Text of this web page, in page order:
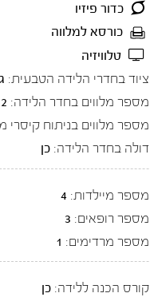
כדור פיזיו
כורסא למלווה
טלוויזיה
ציוד בחדרי הלידה הטבעית:
מספר מלווים בחדר הלידה: 2
מספר מלווים בניתוח קיסרי
דולה בחדר הלידה: כן
מספר מיילדות: 4
מספר רופאים: 3
מספר מרדימים: 1
קורס הכנה ללידה: כן